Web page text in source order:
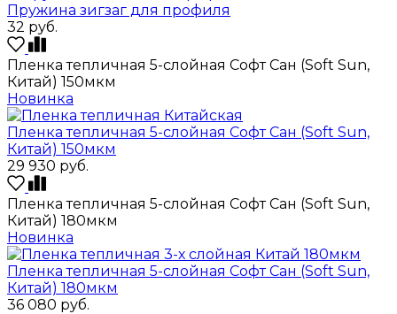
Пружина зигзаг для профиля
32 руб.
Пленка тепличная 5-слойная Софт Сан (Soft Sun,
Китай) 150мкм
Новинка
Пленка тепличная 5-слойная Софт Сан (Soft Sun,
Китай) 150мкм
29 930 руб.
Пленка тепличная 5-слойная Софт Сан (Soft Sun,
Китай) 180мкм
Новинка
Пленка тепличная 5-слойная Софт Сан (Soft Sun,
Китай) 180мкм
36 080 руб.